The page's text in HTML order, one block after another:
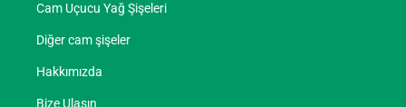
Cam Uçucu Yağ Şişeleri
Diğer cam şişeler
Hakkımızda
Bize Ulaşın